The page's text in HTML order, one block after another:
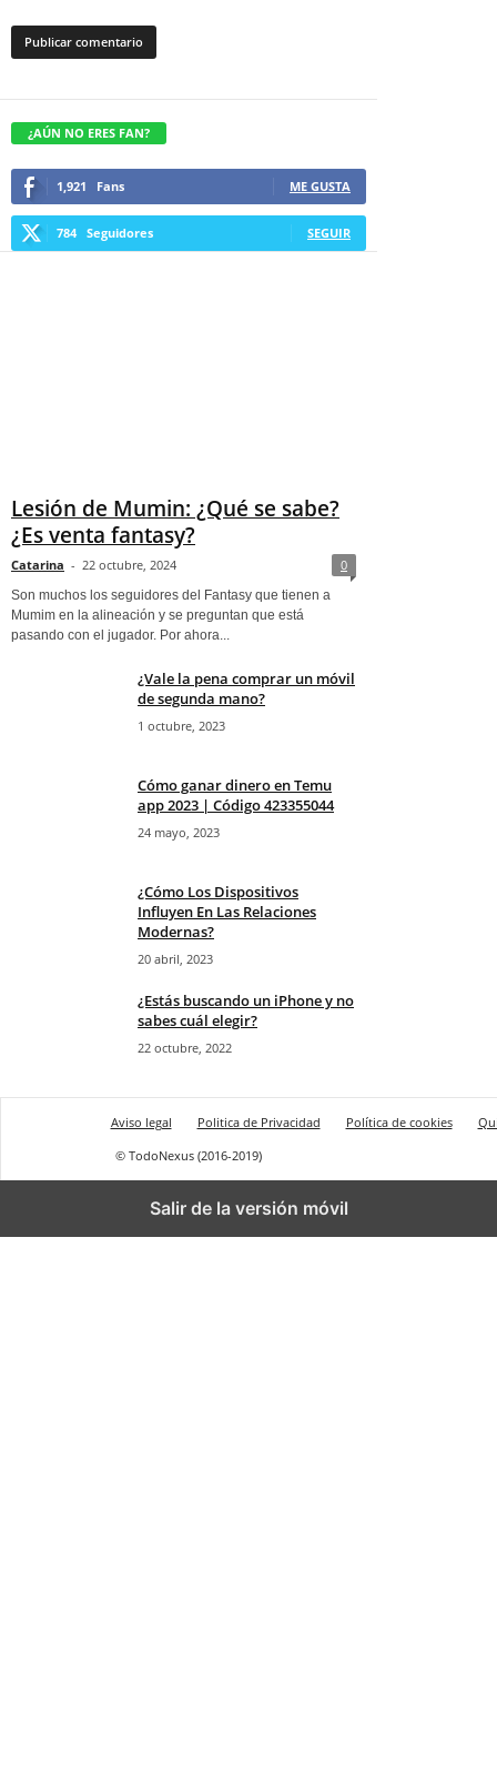
¿AÚN NO ERES FAN?
1,921 Fans ME GUSTA
784 Seguidores SEGUIR
Lesión de Mumin: ¿Qué se sabe?
¿Es venta fantasy?
Catarina - 22 octubre, 2024 0
Son muchos los seguidores del Fantasy que tienen a
Mumim en la alineación y se preguntan que está
pasando con el jugador. Por ahora...
¿Vale la pena comprar un móvil
de segunda mano?
1 octubre, 2023
Cómo ganar dinero en Temu
app 2023 | Código 423355044
24 mayo, 2023
¿Cómo Los Dispositivos
Influyen En Las Relaciones
Modernas?
20 abril, 2023
¿Estás buscando un iPhone y no
sabes cuál elegir?
22 octubre, 2022
Aviso legal Politica de Privacidad Política de cookies
© TodoNexus (2016-2019)
Salir de la versión móvil